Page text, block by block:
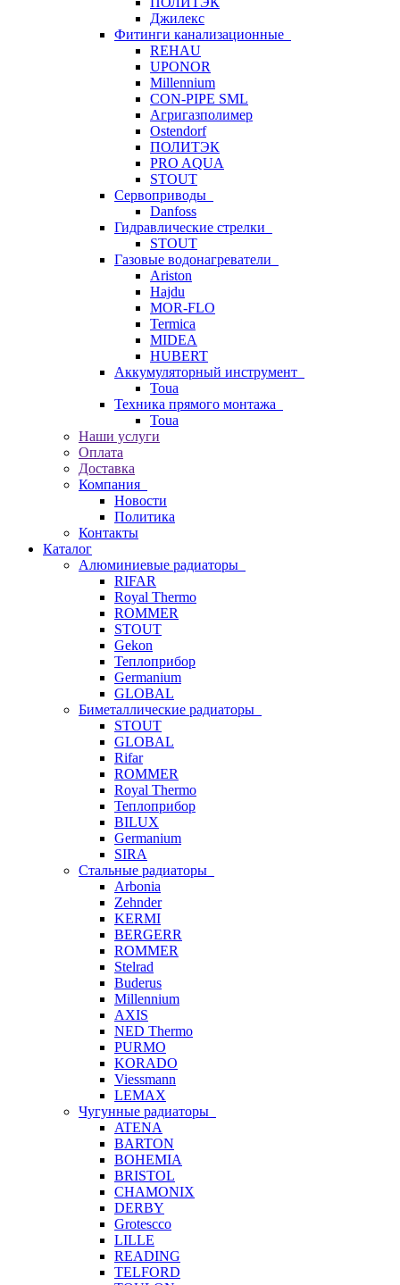
Джилекс
Фитинги канализационные
REHAU
UPONOR
Millennium
CON-PIPE SML
Агригазполимер
Ostendorf
ПОЛИТЭК
PRO AQUA
STOUT
Сервоприводы
Danfoss
Гидравлические стрелки
STOUT
Газовые водонагреватели
Ariston
Hajdu
MOR-FLO
Termica
MIDEA
HUBERT
Аккумуляторный инструмент
Toua
Техника прямого монтажа
Toua
Наши услуги
Оплата
Доставка
Компания
Новости
Политика
Контакты
Каталог
Алюминиевые радиаторы
RIFAR
Royal Thermo
ROMMER
STOUT
Gekon
Теплоприбор
Germanium
GLOBAL
Биметаллические радиаторы
STOUT
GLOBAL
Rifar
ROMMER
Royal Thermo
Теплоприбор
BILUX
Germanium
SIRA
Стальные радиаторы
Arbonia
Zehnder
KERMI
BERGERR
ROMMER
Stelrad
Buderus
Millennium
AXIS
NED Thermo
PURMO
KORADO
Viessmann
LEMAX
Чугунные радиаторы
ATENA
BARTON
BOHEMIA
BRISTOL
CHAMONIX
DERBY
Grotescco
LILLE
READING
TELFORD